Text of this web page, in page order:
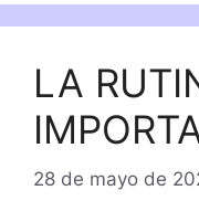
LA
28 de mayo de